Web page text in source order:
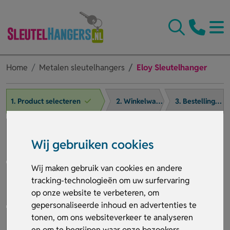
Wij gebruiken cookies
Wij maken gebruik van cookies en andere
tracking-technologieën om uw surfervaring
op onze website te verbeteren, om
gepersonaliseerde inhoud en advertenties te
tonen, om ons websiteverkeer te analyseren
Home Metalen sleutelhangers Eloy Sleutelhanger
1. Product selecteren 2. Winkelwagen 3. Bestelling afronden